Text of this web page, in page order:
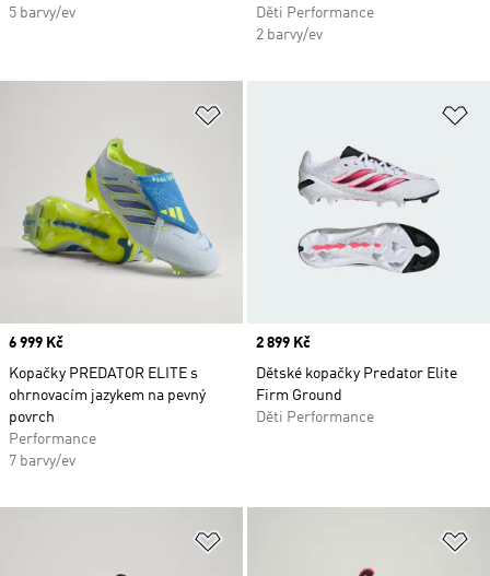
5 barvy/ev
Děti Performance
2 barvy/ev
Price
6 999 Kč
Kopačky PREDATOR ELITE s
ohrnovacím jazykem na pevný
povrch
Performance
7 barvy/ev
Price
2 899 Kč
Dětské kopačky Predator Elite
Firm Ground
Děti Performance